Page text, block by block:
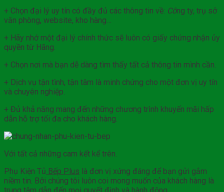
+ Chọn đại lý uy tín có đầy đủ các thông tin về: Công ty, trụ sở
văn phòng, website, kho hàng…
+ Hãy nhớ một đại lý chính thức sẽ luôn có giấy chứng nhận ủy
quyền từ Hãng.
+ Chọn nơi mà bạn dễ dàng tìm thấy tất cả thông tin mình cần.
+ Dịch vụ tận tình, tận tâm là minh chứng cho một đơn vị uy tín
và chuyên nghiệp.
+ Đủ khả năng mang đến những chương trình khuyến mãi hấp
dẫn hỗ trợ tối đa cho khách hàng.
Với tất cả những cam kết kể trên.
Phụ Kiện Tủ Bếp Plus là đơn vị xứng đáng để bạn gửi gắm
niềm tin. Bởi chúng tôi luôn coi mong muốn của khách hàng là